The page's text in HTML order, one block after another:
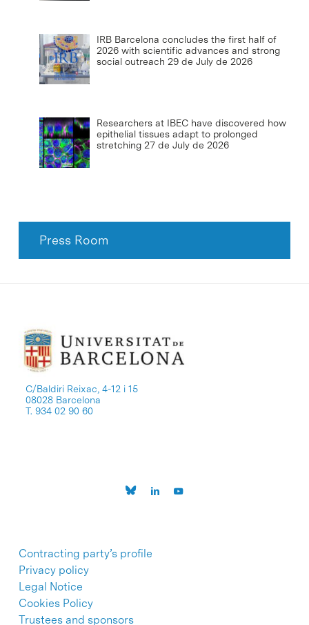
IRB Barcelona concludes the first half of
2026 with scientific advances and strong
social outreach 29 de July de 2026
Researchers at IBEC have discovered how
epithelial tissues adapt to prolonged
stretching 27 de July de 2026
Press Room
C/Baldiri Reixac, 4-12 i 15
08028 Barcelona
T. 934 02 90 60
Contracting party’s profile
Privacy policy
Legal Notice
Cookies Policy
Trustees and sponsors